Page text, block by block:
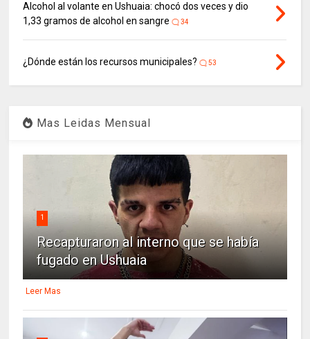
Alcohol al volante en Ushuaia: chocó dos veces y dio
1,33 gramos de alcohol en sangre
34
¿Dónde están los recursos municipales? 53
Mas Leidas Mensual
1
Recapturaron al interno que se había
fugado en Ushuaia
Leer Mas